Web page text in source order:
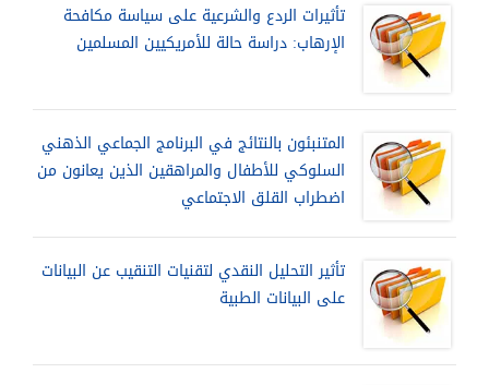
تأثيرات الردع والشرعية على سياسة مكافحة
الإرهاب: دراسة حالة للأمريكيين المسلمين
المتنبئون بالنتائج في البرنامج الجماعي الذهني
السلوكي للأطفال والمراهقين الذين يعانون من
اضطراب القلق الاجتماعي
تأثير التحليل النقدي لتقنيات التنقيب عن البيانات
على البيانات الطبية